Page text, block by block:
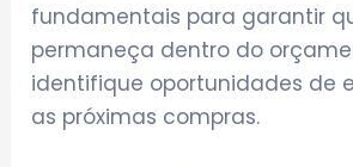
fundamentais para garantir
permaneça dentro do
identifique oportunidades de
as próximas compras.